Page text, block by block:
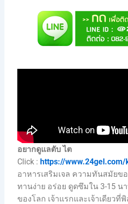
อยากดูแลตับ ไต
Click : https://www.24gel.com/
อาหารเสริมเจล ความทันสมัยข
ทานง่าย อร่อย ดูดซึมใน 3-15 น
ของโลก เจ้าแรกและเจ้าเดียวที่